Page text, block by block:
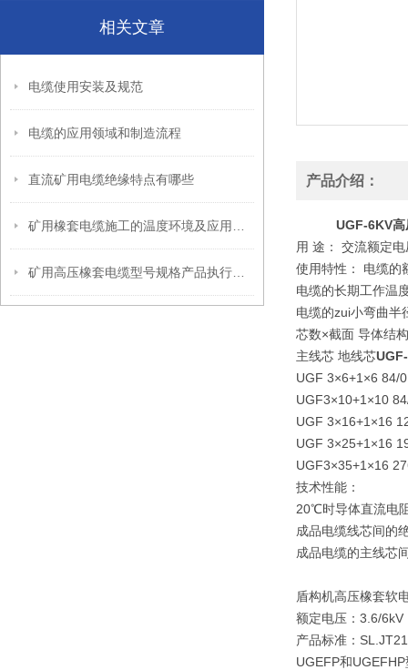
相关文章
电缆使用安装及规范
电缆的应用领域和制造流程
直流矿用电缆绝缘特点有哪些 产品介绍：
UGF-6KV
用 途： 交流额定
使用特性： 电缆的
电缆的长期工作温
电缆的zui小弯曲半
芯数×截面 导体结
主线芯 地线芯
UGF 3×6+1×6 84/
UGF3×10+1×10
UGF 3×16+1×16
UGF 3×25+1×16
UGF3×35+1×16
技术性能：
20℃时导体直流电
成品电缆线芯间的
成品电缆的主线芯
盾构机高压橡套软
额定电压：3.6/6kV
产品标准：
UGEFP和